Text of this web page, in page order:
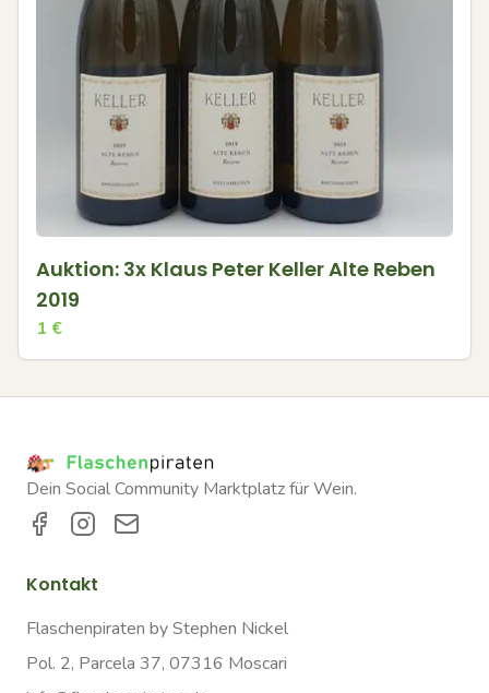
Auktion: 3x Klaus Peter Keller Alte Reben
2019
1 €
Dein Social Community Marktplatz für Wein.
Kontakt
Flaschenpiraten by Stephen Nickel
Pol. 2, Parcela 37, 07316 Moscari